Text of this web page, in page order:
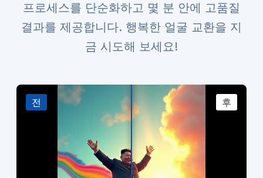
프로세스를 단순화하고 몇 분 안에 고품질
결과를 제공합니다. 행복한 얼굴 교환을 지
금 시도해 보세요!
후
전